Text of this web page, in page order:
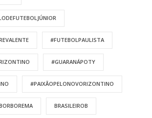
#FUTEBOLPAULISTA
#GUARANÁPOTY
#PAIXÃOPELONOVORIZONTINO
BRASILEIROB